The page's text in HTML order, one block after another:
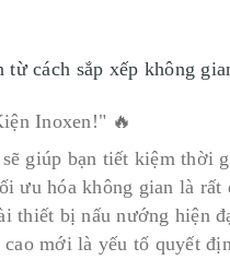
cách sắp xếp không
giúp bạn tiết kiệm thời
ưu hóa không gian là rất
thiết bị nấu nướng hiện
mới là yếu tố quyết